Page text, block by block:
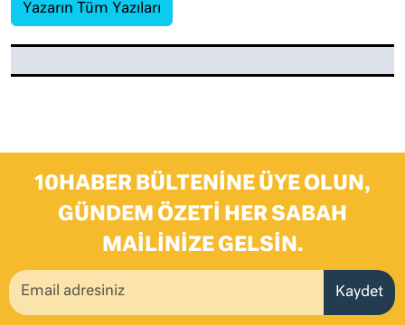
Yazarın Tüm Yazıları
10HABER BÜLTENINE ÜYE OLUN,
GÜNDEM ÖZETI HER SABAH
MAILINIZE GELSIN.
Kaydet